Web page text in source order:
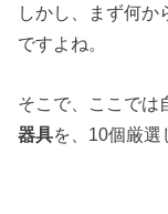
しかし、まず何か
ですよね。
そこで、ここでは
器具を、10個厳選